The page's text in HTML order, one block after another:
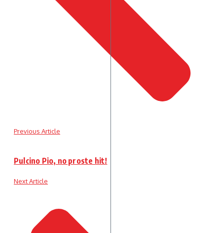
Previous Article
Pulcino Pio, no proste hit!
Next Article